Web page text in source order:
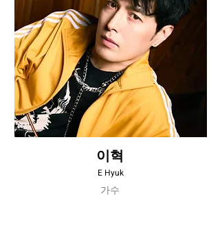
이혁
E Hyuk
가수